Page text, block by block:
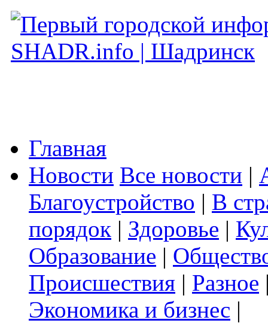
Главная
Новости Все новости |
Благоустройство | В
порядок | Здоровье |
Образование |
Происшествия | Разное
Экономика и бизнес |